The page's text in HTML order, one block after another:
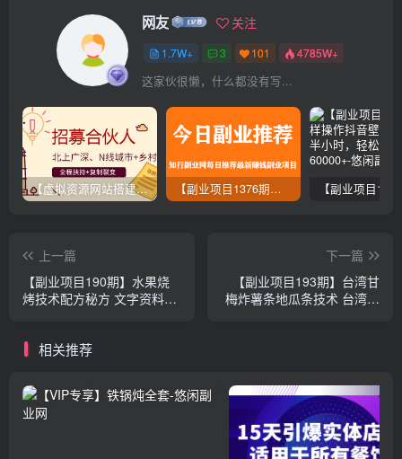
网友 关注
1.7W+ 3 101 4785W+
这家伙很懒，什么都没有写...
【虚拟资源网站搭建服务】加盟本站系统，做一个和本站一样的独立网站，躺赚的项目 【副业项目1376期】龟课最新闲鱼项目玩法实战教程_全新升级月收益几千到几万
上一篇
【副业项目190期】水果烧
烤技术配方秘方 文字资料+4
下一篇
【副业项目193期】台湾甘
梅炸薯条地瓜条技术 台湾盐
相关推荐